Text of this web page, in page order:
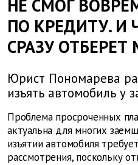
НЕ СМОГ
ПО КРЕДИТУ. И
СРАЗУ
Юрист Пономарева
изъять автомобиль у
Проблема просроченных
актуальна для многих
изъятии автомобиля
рассмотрения, поскольку